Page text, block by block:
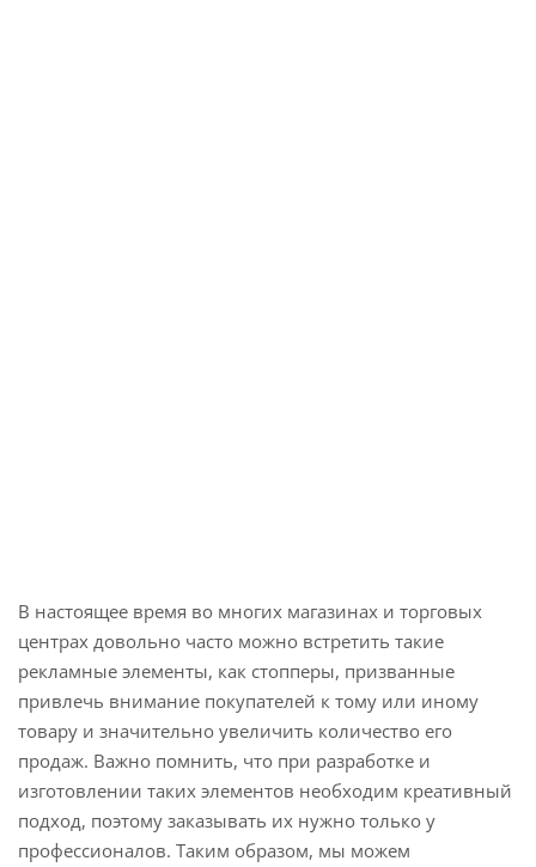
В настоящее время во многих магазинах и торговых
центрах довольно часто можно встретить такие
рекламные элементы, как стопперы, призванные
привлечь внимание покупателей к тому или иному
товару и значительно увеличить количество его
продаж. Важно помнить, что при разработке и
изготовлении таких элементов необходим креативный
подход, поэтому заказывать их нужно только у
профессионалов. Таким образом, мы можем